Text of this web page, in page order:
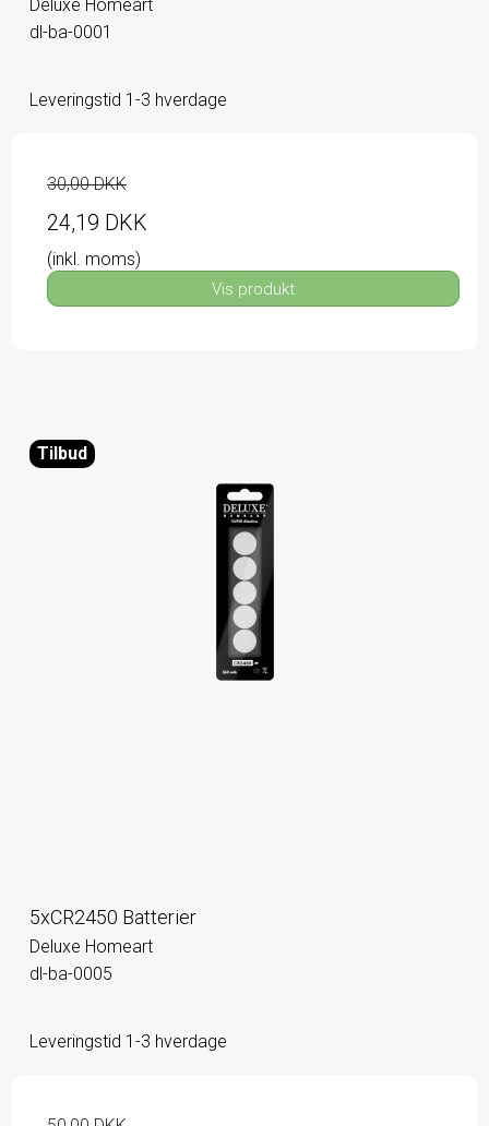
Deluxe Homeart
dl-ba-0001
Leveringstid 1-3 hverdage
30,00 DKK
24,19 DKK
(inkl. moms)
Vis produkt
Tilbud
5xCR2450 Batterier
Deluxe Homeart
dl-ba-0005
Leveringstid 1-3 hverdage